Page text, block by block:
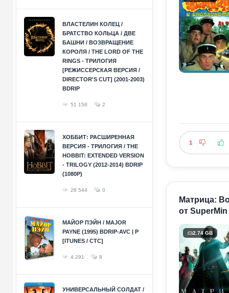
ВЛАСТЕЛИН КОЛЕЦ /
БРАТСТВО КОЛЬЦА / ДВЕ
БАШНИ / ВОЗВРАЩЕНИЕ
КОРОЛЯ / THE LORD OF THE
RINGS - ТРИЛОГИЯ
[РЕЖИССЕРСКАЯ ВЕРСИЯ /
DIRECTOR'S CUT] (2001-2003)
BDRIP
51 158 2
ХОББИТ: РАСШИРЕННАЯ
ВЕРСИЯ - ТРИЛОГИЯ / THE
HOBBIT: EXTENDED VERSION
- TRILOGY (2012-2014) BDRIP
(1080P)
28 544 0
МАЙОР ПЭЙН / MAJOR
PAYNE (1995) BDRIP-AVC | P
[ITUNES / СТС]
4 291 8
УНИВЕРСАЛЬНЫЙ СОЛДАТ /
1
Матрица:
от SuperMin
2.74 GB